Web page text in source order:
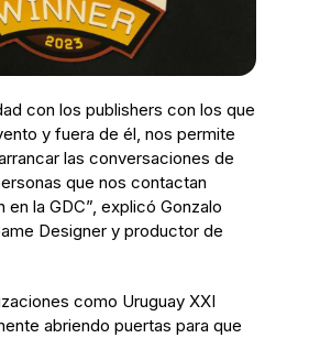
con los publishers con los que
y fuera de él, nos permite
las conversaciones de
que nos contactan
en la GDC”, explicó Gonzalo
Designer y productor de
como Uruguay XXI
abriendo puertas para que